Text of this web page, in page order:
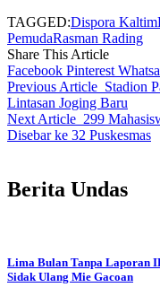
TAGGED:Dispora Kaltim
PemudaRasman Rading
Share This Article
Facebook Pinterest
Previous Article Stadion
Lintasan Joging Baru
Next Article 299
Disebar ke 32 Puskesmas
Berita Undas
Lima Bulan Tanpa Laporan
Sidak Ulang Mie Gacoan